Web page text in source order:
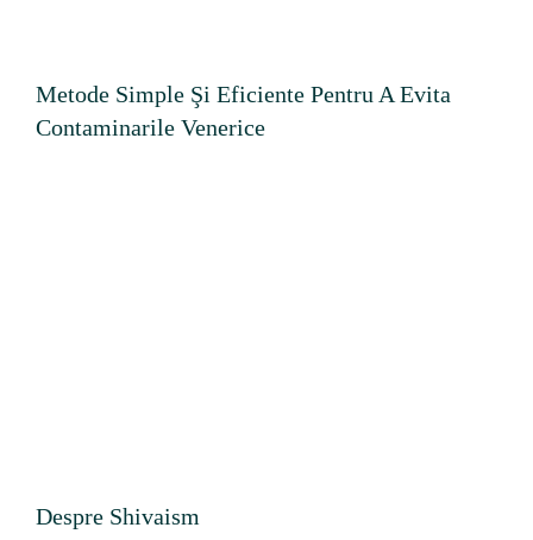
Metode Simple Şi Eficiente Pentru A Evita
Contaminarile Venerice
Despre Shivaism